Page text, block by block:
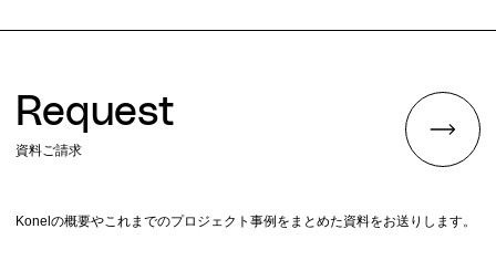
Request
資料ご請求
Konelの概要やこれまでのプロジェクト事例をまとめた資料をお送りします。